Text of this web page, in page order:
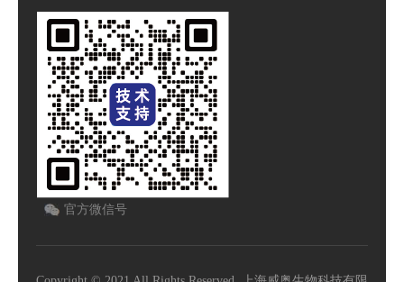
官方微信号